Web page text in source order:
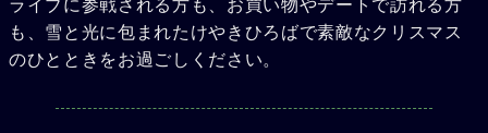
ライブに参戦される方も、お買い物やデートで訪れる方
も、雪と光に包まれたけやきひろばで素敵なクリスマス
のひとときをお過ごしください。